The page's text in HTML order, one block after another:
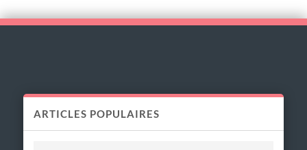
ARTICLES POPULAIRES